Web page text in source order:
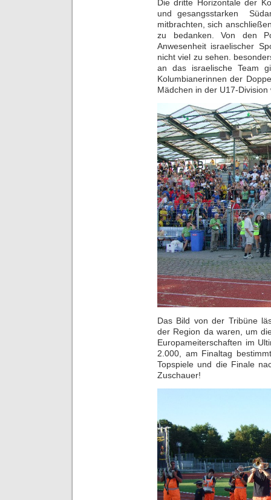
Die dritte Horizontale der
und gesangsstarken
mitbrachten, sich
zu bedanken. Von den
Anwesenheit israelischer
nicht viel zu sehen.
an das israelische Team
Kolumbianerinnen der
Mädchen in der U17-Division
Das Bild von der Tribüne
der Region da waren, um
Europameiterschaften im
2.000, am Finaltag
Topspiele und die Finale
Zuschauer!